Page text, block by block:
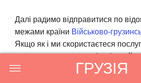
ГРУЗІЯ
Далі радимо відправитися по
межами країни Військово-
Якщо як і ми скористаєтеся
машиною, то по дорозі, крім
гір, Вас очікують зупинки і